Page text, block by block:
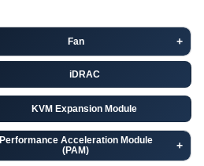
Fan
iDRAC
KVM Expansion Module
Performance Acceleration Module
(PAM)